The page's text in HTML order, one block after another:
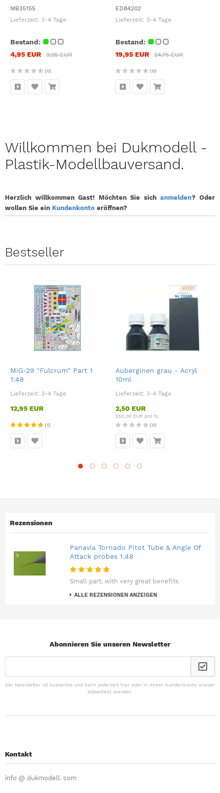
MB35155
Lieferzeit: 3-4 Tage
Bestand:
4,95 EUR
9,95 EUR
(0)
ED84202
Lieferzeit: 3-4 Tage
Bestand:
19,95 EUR
24,75 EUR
(0)
Willkommen bei Dukmodell -
Plastik-Modellbauversand.
Herzlich willkommen Gast! Möchten Sie sich anmelden? Oder
wollen Sie ein Kundenkonto eröffnen?
Bestseller
MiG-29 "Fulcrum" Part 1
1:48
Lieferzeit: 3-4 Tage
12,95 EUR
(1)
Auberginen grau - Acryl
10ml
Lieferzeit: 3-4 Tage
2,50 EUR
250,00 EUR pro 1L
(0)
Rezensionen
Panavia Tornado Pitot Tube & Angle Of
Attack probes 1:48
Small part, with very great benefits.
ALLE REZENSIONEN ANZEIGEN
Abonnieren Sie unseren Newsletter
Der Newsletter ist kostenlos und kann jederzeit hier oder in Ihrem Kundenkonto wieder
abbestellt werden.
Kontakt
info @ dukmodell. com